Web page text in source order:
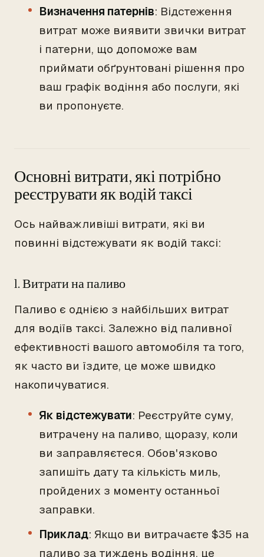
Визначення патернів: Відстеження
витрат може виявити звички витрат
і патерни, що допоможе вам
приймати обґрунтовані рішення про
ваш графік водіння або послуги, які
ви пропонуєте.
Основні витрати, які потрібно
реєструвати як водій таксі
Ось найважливіші витрати, які ви
повинні відстежувати як водій таксі:
1. Витрати на паливо
Паливо є однією з найбільших витрат
для водіїв таксі. Залежно від паливної
ефективності вашого автомобіля та того,
як часто ви їздите, це може швидко
накопичуватися.
Як відстежувати: Реєструйте суму,
витрачену на паливо, щоразу, коли
ви заправляєтеся. Обов'язково
запишіть дату та кількість миль,
пройдених з моменту останньої
заправки.
Приклад: Якщо ви витрачаєте $35 на
паливо за тиждень водіння, це